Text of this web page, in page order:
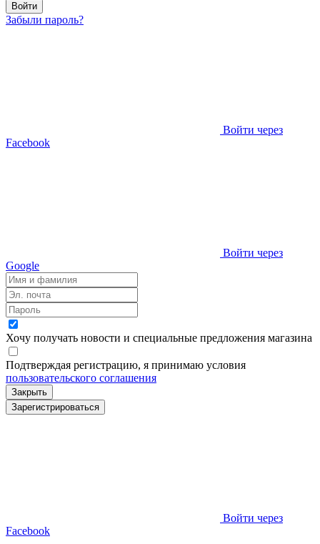
Войти
Забыли пароль?
Войти через
Facebook
Войти через
Google
Хочу получать новости и специальные предложения магазина
Подтверждая регистрацию, я принимаю условия
пользовательского соглашения
Закрыть
Зарегистрироваться
Войти через
Facebook